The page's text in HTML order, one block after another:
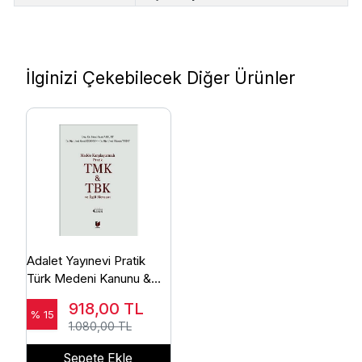
İlginizi Çekebilecek Diğer Ürünler
Adalet Yayınevi Pratik
Türk Medeni Kanunu &
Türk Borçlar Kanunu ve
İlgili Mevzuat Sinan Sami
Akkurt,Kemal Erdoğan
,Hüseyin Tokat
% 15 918,00 TL
1.080,00 TL
Sepete Ekle